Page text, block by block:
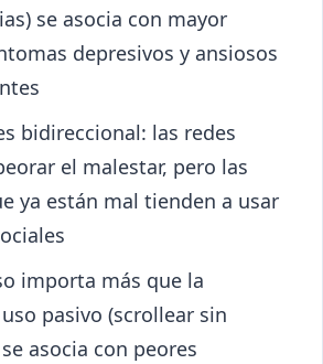
se asocia con mayor
depresivos y ansiosos
bidireccional: las redes
el malestar, pero las
ya están mal tienden a usar
importa más que la
pasivo (scrollear sin
asocia con peores